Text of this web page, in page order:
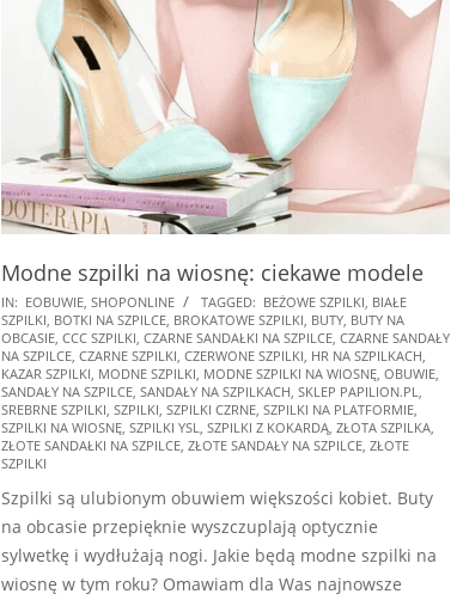
Modne szpilki na wiosnę: ciekawe modele
2025-
01-
27
IN: EOBUWIE, SHOPONLINE TAGGED: BEŻOWE SZPILKI, BIAŁE
SZPILKI, BOTKI NA SZPILCE, BROKATOWE SZPILKI, BUTY, BUTY NA
OBCASIE, CCC SZPILKI, CZARNE SANDAŁKI NA SZPILCE, CZARNE SANDAŁY
NA SZPILCE, CZARNE SZPILKI, CZERWONE SZPILKI, HR NA SZPILKACH,
KAZAR SZPILKI, MODNE SZPILKI, MODNE SZPILKI NA WIOSNĘ, OBUWIE,
SANDAŁY NA SZPILCE, SANDAŁY NA SZPILKACH, SKLEP PAPILION.PL,
SREBRNE SZPILKI, SZPILKI, SZPILKI CZRNE, SZPILKI NA PLATFORMIE,
SZPILKI NA WIOSNĘ, SZPILKI YSL, SZPILKI Z KOKARDĄ, ZŁOTA SZPILKA,
ZŁOTE SANDAŁKI NA SZPILCE, ZŁOTE SANDAŁY NA SZPILCE, ZŁOTE
SZPILKI
Szpilki są ulubionym obuwiem większości kobiet. Buty
na obcasie przepięknie wyszczuplają optycznie
sylwetkę i wydłużają nogi. Jakie będą modne szpilki na
wiosnę w tym roku? Omawiam dla Was najnowsze